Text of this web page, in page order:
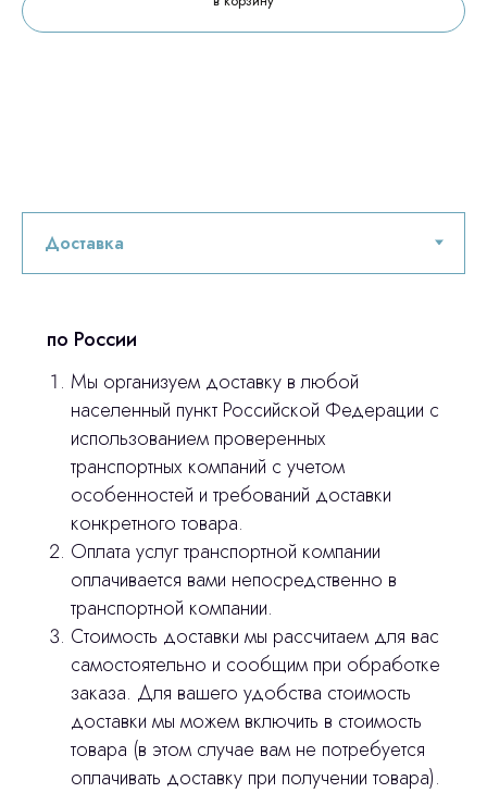
по России
Мы организуем доставку в любой
населенный пункт Российской Федерации с
использованием проверенных
транспортных компаний с учетом
особенностей и требований доставки
конкретного товара.
Оплата услуг транспортной компании
оплачивается вами непосредственно в
транспортной компании.
Стоимость доставки мы рассчитаем для вас
самостоятельно и сообщим при обработке
заказа. Для вашего удобства стоимость
доставки мы можем включить в стоимость
товара (в этом случае вам не потребуется
оплачивать доставку при получении товара).
Остались вопросы
оставьте контакты, мы свяжемся и
ответим на все вопросы
© 2024 ЛС Дентал Групп
Главная